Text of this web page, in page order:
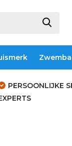
PERSOONLIJKE